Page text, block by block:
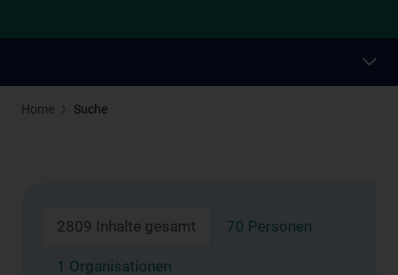
Home Suche
2809 Inhalte gesamt 70 Personen
1 Organisationen